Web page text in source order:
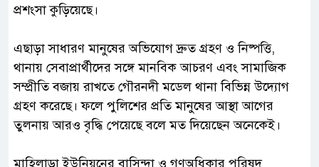
প্রশংসা কুড়িয়েছে।
‎এছাড়া সাধারণ মানুষের অভিযোগ দ্রুত গ্রহণ ও নিষ্পত্তি,
থানায় সেবাপ্রার্থীদের সঙ্গে মানবিক আচরণ এবং সামাজিক
সম্প্রীতি বজায় রাখতে গৌরনদী মডেল থানা বিভিন্ন উদ্যোগ
গ্রহণ করেছে। ফলে পুলিশের প্রতি মানুষের আস্থা আগের
তুলনায় আরও বৃদ্ধি পেয়েছে বলে মত দিয়েছেন অনেকেই।
‎মাহিলাড়া ইউনিয়নের বাসিন্দা ও গণঅধিকার পরিষদ